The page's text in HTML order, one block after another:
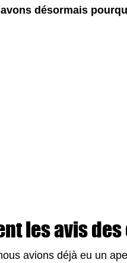
désormais
les avis
avions déjà eu un